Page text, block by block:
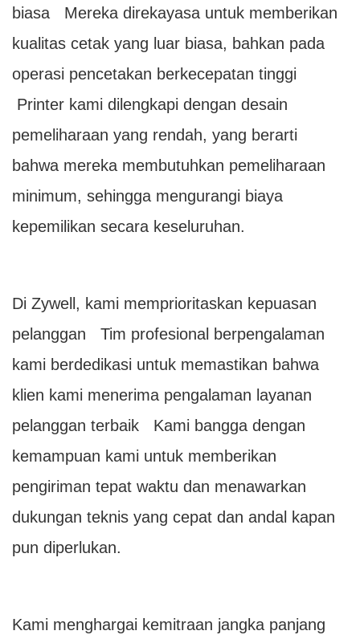
biasa Mereka direkayasa untuk memberikan
kualitas cetak yang luar biasa, bahkan pada
operasi pencetakan berkecepatan tinggi
Printer kami dilengkapi dengan desain
pemeliharaan yang rendah, yang berarti
bahwa mereka membutuhkan pemeliharaan
minimum, sehingga mengurangi biaya
kepemilikan secara keseluruhan.
Di Zywell, kami memprioritaskan kepuasan
pelanggan Tim profesional berpengalaman
kami berdedikasi untuk memastikan bahwa
klien kami menerima pengalaman layanan
pelanggan terbaik Kami bangga dengan
kemampuan kami untuk memberikan
pengiriman tepat waktu dan menawarkan
dukungan teknis yang cepat dan andal kapan
pun diperlukan.
Kami menghargai kemitraan jangka panjang